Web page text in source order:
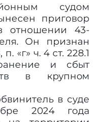
судом
приговор
отношении 43-
. Он признан
п. «г» ч. 4 ст. 228.1
и сбыт
в крупном
в суде
2024 года